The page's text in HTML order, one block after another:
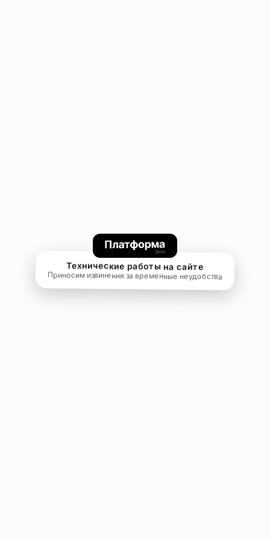
Технические работы на сайте
Приносим извинения за временные неудобства